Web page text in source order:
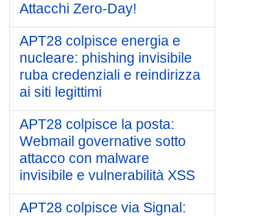
Attacchi Zero-Day!
APT28 colpisce energia e
nucleare: phishing invisibile
ruba credenziali e reindirizza
ai siti legittimi
APT28 colpisce la posta:
Webmail governative sotto
attacco con malware
invisibile e vulnerabilità XSS
APT28 colpisce via Signal: